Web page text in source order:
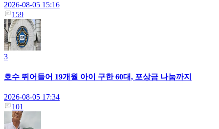
2026-08-05 15:16
159
3
호수 뛰어들어 19개월 아이 구한 60대, 포상금 나눔까지
2026-08-05 17:34
101